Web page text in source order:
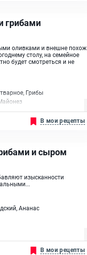
грибами
оливками и внешне похож
столу, на семейное
будет смотреться и не
Грибы
В мои рецепты
и сыром
изысканности
Ананас
В мои рецепты